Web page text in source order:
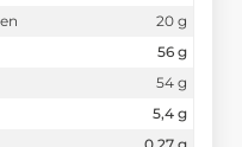
20 g
56 g
54 g
5,4 g